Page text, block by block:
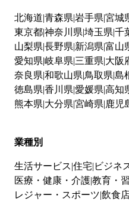
北海道 青森県 岩手県 宮城
東京都神奈川県 埼玉県 千
山梨県 長野県 新潟県 富山
愛知県 岐阜県 三重県 大阪
奈良県 和歌山県 鳥取県 島
徳島県 香川県 愛媛県 高知
熊本県 大分県 宮崎県 鹿児
業種別
生活サービス 住宅 ビジネ
医療・健康・介護教育・
レジャー・スポーツ 飲食